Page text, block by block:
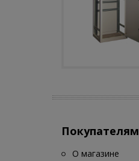
Покупателям
О магазине